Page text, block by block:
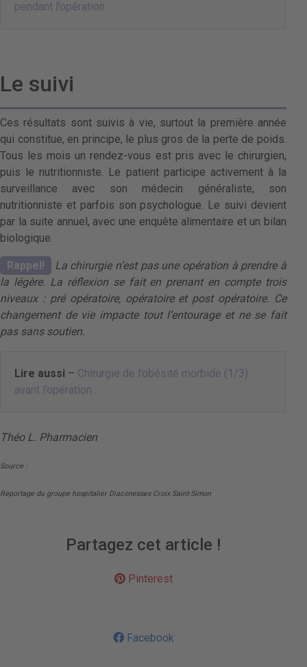
pendant l’opération
Le suivi
Ces résultats sont suivis à vie, surtout la première année
qui constitue, en principe, le plus gros de la perte de poids.
Tous les mois un rendez-vous est pris avec le chirurgien,
puis le nutritionniste. Le patient participe activement à la
surveillance avec son médecin généraliste, son
nutritionniste et parfois son psychologue. Le suivi devient
par la suite annuel, avec une enquête alimentaire et un bilan
biologique.
Rappel!
La chirurgie n’est pas une opération à prendre à
la légère. La réflexion se fait en prenant en compte trois
niveaux : pré opératoire, opératoire et post opératoire. Ce
changement de vie impacte tout l’entourage et ne se fait
pas sans soutien.
Lire aussi – Chirurgie de l’obésité morbide (1/3) :
avant l’opération
Théo L. Pharmacien
Source :
Reportage du groupe hospitalier Diaconesses Croix Saint-Simon
Partagez cet article !
Pinterest
Facebook